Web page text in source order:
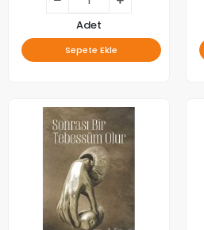
Adet
Sepete Ekle